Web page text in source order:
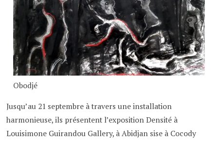
Obodjé
Jusqu’au 21 septembre à travers une installation
harmonieuse, ils présentent l’exposition Densité à
Louisimone Guirandou Gallery, à Abidjan sise à Cocody